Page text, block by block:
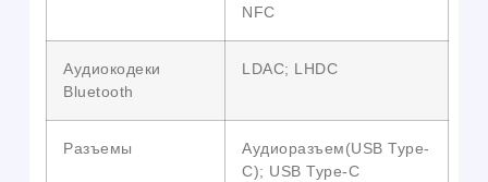
NFC
Аудиокодеки
Bluetooth
LDAC; LHDC
Разъемы
Аудиоразъем(USB Type-
C); USB Type-C